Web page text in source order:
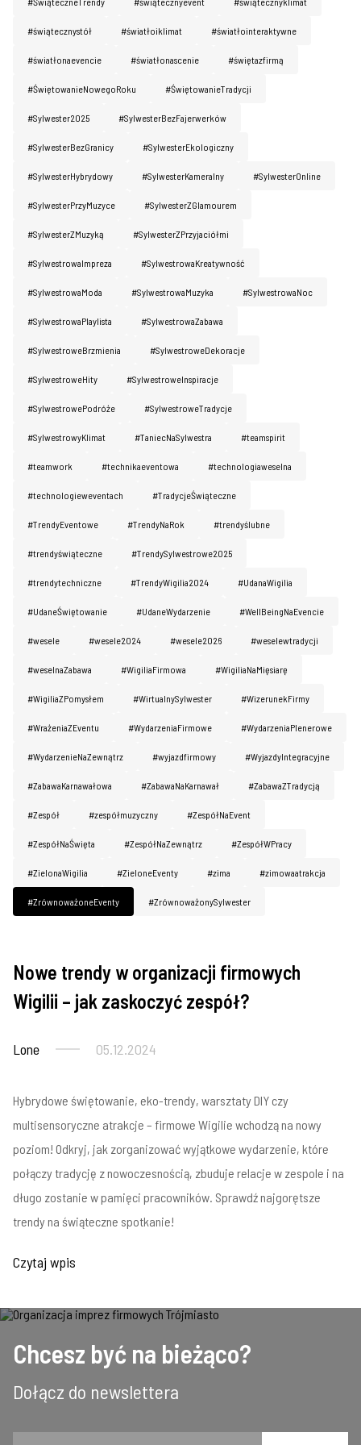
#świątecznystół #światłoiklimat #światłointeraktywne
#światłonaevencie #światłonascenie #świętazfirmą
#ŚwiętowanieNowegoRoku #ŚwiętowanieTradycji
#Sylwester2025 #SylwesterBezFajerwerków
#SylwesterBezGranicy #SylwesterEkologiczny
#SylwesterHybrydowy #SylwesterKameralny #SylwesterOnline
#SylwesterPrzyMuzyce #SylwesterZGlamourem
#SylwesterZMuzyką #SylwesterZPrzyjaciółmi
#SylwestrowaImpreza #SylwestrowaKreatywność
#SylwestrowaModa #SylwestrowaMuzyka #SylwestrowaNoc
#SylwestrowaPlaylista #SylwestrowaZabawa
#SylwestroweBrzmienia #SylwestroweDekoracje
#SylwestroweHity #SylwestroweInspiracje
#SylwestrowePodróże #SylwestroweTradycje
#SylwestrowyKlimat #TaniecNaSylwestra #teamspirit
#teamwork #technikaeventowa #technologiaweselna
#technologieweventach #TradycjeŚwiąteczne
#TrendyEventowe #TrendyNaRok #trendyślubne
#trendyświąteczne #TrendySylwestrowe2025
#trendytechniczne #TrendyWigilia2024 #UdanaWigilia
#UdaneŚwiętowanie #UdaneWydarzenie #WellBeingNaEvencie
#wesele #wesele2024 #wesele2026 #weselewtradycji
#weselnaZabawa #WigiliaFirmowa #WigiliaNaMięsiarę
#WigiliaZPomysłem #WirtualnySylwester #WizerunekFirmy
#WrażeniaZEventu #WydarzeniaFirmowe #WydarzeniaPlenerowe
#WydarzenieNaZewnątrz #wyjazdfirmowy #WyjazdyIntegracyjne
#ZabawaKarnawałowa #ZabawaNaKarnawał #ZabawaZTradycją
#Zespół #zespółmuzyczny #ZespółNaEvent
#ZespółNaŚwięta #ZespółNaZewnątrz #ZespółWPracy
#ZielonaWigilia #ZieloneEventy #zima #zimowaatrakcja
#ZrównoważoneEventy #ZrównoważonySylwester
Imprezy firmowe
Nowe trendy w organizacji firmowych
Wigilii – jak zaskoczyć zespół?
Lone 05.12.2024
Hybrydowe świętowanie, eko-trendy, warsztaty DIY czy
multisensoryczne atrakcje – firmowe Wigilie wchodzą na nowy
poziom! Odkryj, jak zorganizować wyjątkowe wydarzenie, które
połączy tradycję z nowoczesnością, zbuduje relacje w zespole i na
długo zostanie w pamięci pracowników. Sprawdź najgorętsze
trendy na świąteczne spotkanie!
Czytaj wpis
Chcesz być na bieżąco?
Dołącz do newslettera
Email